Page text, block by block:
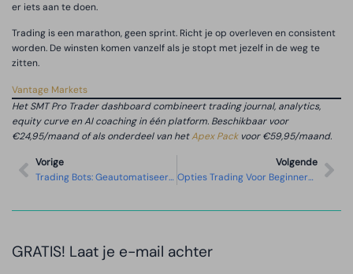
er iets aan te doen.
Trading is een marathon, geen sprint. Richt je op overleven en consistent
worden. De winsten komen vanzelf als je stopt met jezelf in de weg te
zitten.
Vantage Markets
Het SMT Pro Trader dashboard combineert trading journal, analytics,
equity curve en AI coaching in één platform. Beschikbaar voor
€24,95/maand of als onderdeel van hetApex Packvoor €59,95/maand.
Vorige
Trading Bots: Geautomatiseerd Traden Met Algoritmes
Volgende
Opties Trading Voor Beginners: Call En Put Opties Uitgelegd
GRATIS! Laat je e-mail achter